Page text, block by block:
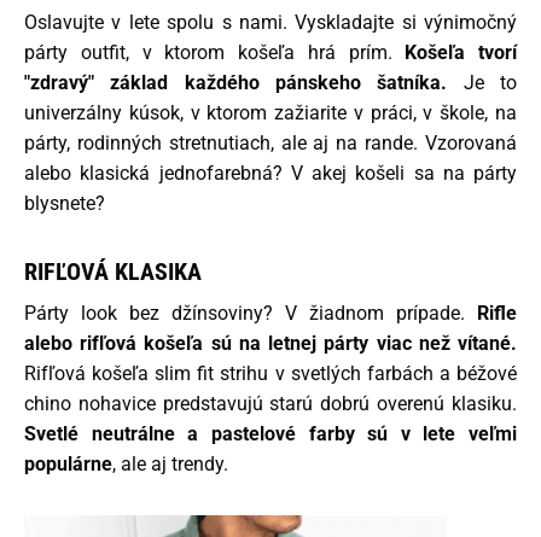
Oslavujte v lete spolu s nami. Vyskladajte si výnimočný
párty outfit, v ktorom košeľa hrá prím. Košeľa tvorí
"zdravý" základ každého pánskeho šatníka. Je to
univerzálny kúsok, v ktorom zažiarite v práci, v škole, na
párty, rodinných stretnutiach, ale aj na rande. Vzorovaná
alebo klasická jednofarebná? V akej košeli sa na párty
blysnete?
RIFĽOVÁ KLASIKA
Párty look bez džínsoviny? V žiadnom prípade. Rifle
alebo rifľová košeľa sú na letnej párty viac než vítané.
Rifľová košeľa slim fit strihu v svetlých farbách a béžové
chino nohavice predstavujú starú dobrú overenú klasiku.
Svetlé neutrálne a
pastelové farby sú v lete veľmi
populárne, ale aj trendy.